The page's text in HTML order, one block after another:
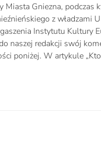
Gniezna, podczas
z władzami
Instytutu Kultury
naszej redakcji swój
poniżej. W artykule „Kto